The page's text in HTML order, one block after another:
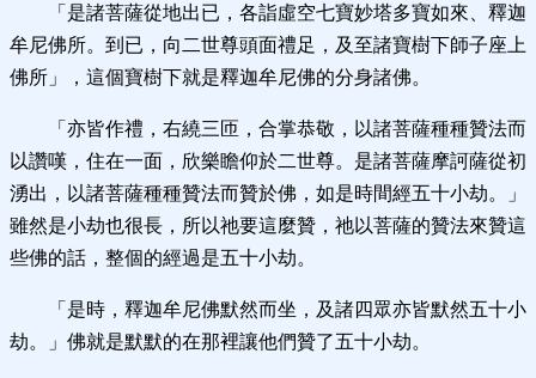
「是諸菩薩從地出已，各詣虛空七寶妙塔多寶如來、釋迦
牟尼佛所。到已，向二世尊頭面禮足，及至諸寶樹下師子座上
佛所」，這個寶樹下就是釋迦牟尼佛的分身諸佛。
「亦皆作禮，右繞三匝，合掌恭敬，以諸菩薩種種贊法而
以讚嘆，住在一面，欣樂瞻仰於二世尊。是諸菩薩摩訶薩從初
湧出，以諸菩薩種種贊法而贊於佛，如是時間經五十小劫。」
雖然是小劫也很長，所以祂要這麼贊，祂以菩薩的贊法來贊這
些佛的話，整個的經過是五十小劫。
「是時，釋迦牟尼佛默然而坐，及諸四眾亦皆默然五十小
劫。」佛就是默默的在那裡讓他們贊了五十小劫。